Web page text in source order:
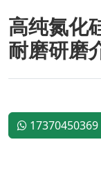
高纯氮化
耐磨研磨
17370450369